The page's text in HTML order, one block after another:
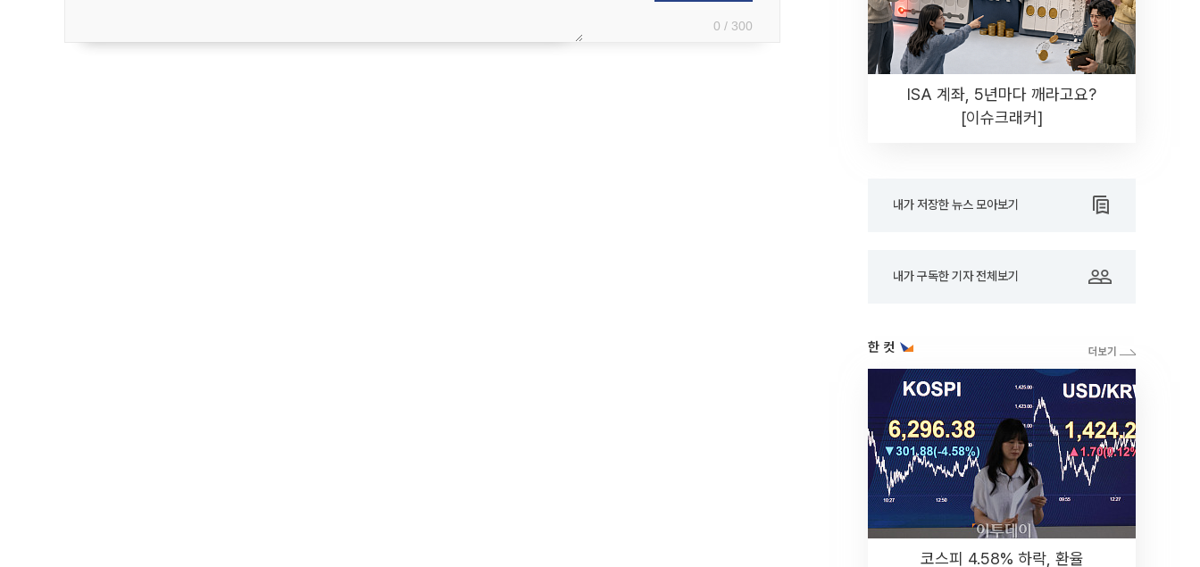
0 / 300
ISA 계좌, 5년마다 깨라고요?
[이슈크래커]
내가 저장한 뉴스 모아보기
내가 구독한 기자 전체보기
한 컷
코스피 4.58% 하락, 환율